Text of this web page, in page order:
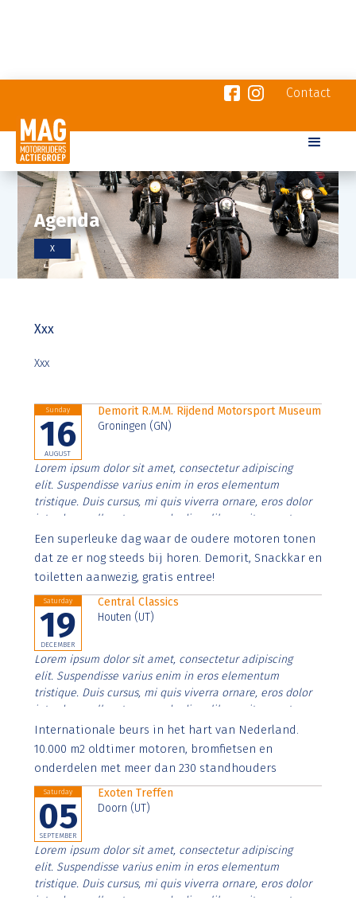
Contact
Agenda
X
Xxx
Xxx
Sunday
16
AUGUST
Demorit R.M.M. Rijdend Motorsport Museum
Groningen (GN)
Lorem ipsum dolor sit amet, consectetur adipiscing
elit. Suspendisse varius enim in eros elementum
tristique. Duis cursus, mi quis viverra ornare, eros dolor
interdum nulla, ut commodo diam libero vitae erat.
Aenean faucibus nibh et justo cursus id rutrum lorem
imperdiet. Nunc ut sem vitae risus tristique posuere.
Een superleuke dag waar de oudere motoren tonen
dat ze er nog steeds bij horen. Demorit, Snackkar en
toiletten aanwezig, gratis entree!
Saturday
19
DECEMBER
Central Classics
Houten (UT)
Lorem ipsum dolor sit amet, consectetur adipiscing
elit. Suspendisse varius enim in eros elementum
tristique. Duis cursus, mi quis viverra ornare, eros dolor
interdum nulla, ut commodo diam libero vitae erat.
Aenean faucibus nibh et justo cursus id rutrum lorem
imperdiet. Nunc ut sem vitae risus tristique posuere.
Internationale beurs in het hart van Nederland.
10.000 m2 oldtimer motoren, bromfietsen en
onderdelen met meer dan 230 standhouders
Saturday
05
SEPTEMBER
Exoten Treffen
Doorn (UT)
Lorem ipsum dolor sit amet, consectetur adipiscing
elit. Suspendisse varius enim in eros elementum
tristique. Duis cursus, mi quis viverra ornare, eros dolor
interdum nulla, ut commodo diam libero vitae erat.